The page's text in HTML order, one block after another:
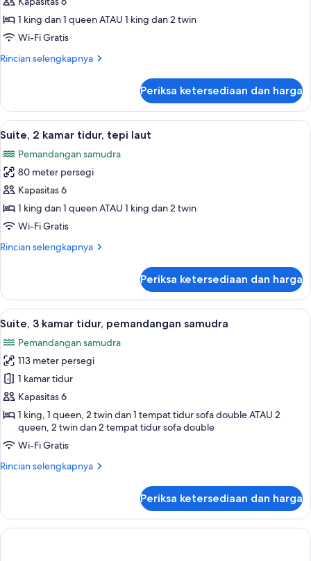
2
kamar
pemandangan
1 king dan 1 queen ATAU 1 king dan 2 twin
Wi-Fi Gratis
Rincian selengkapnya
Rincian
Suite,
kamar
pemandangan
kebun
Periksa ketersediaan dan harga
Lihat
semua
foto
untuk
Suite,
2
kamar
tepi
Suite, 2 kamar tidur, tepi laut |
7
Suite, 2 kamar tidur, tepi laut
Pemandangan samudra
80 meter persegi
Kapasitas 6
1 king dan 1 queen ATAU 1 king dan 2 twin
Wi-Fi Gratis
Rincian selengkapnya
Rincian
Suite,
kamar
tepi
laut
Periksa ketersediaan dan harga
Lihat
semua
foto
untuk
Suite,
3
kamar
tidur,
pemandangan
samudra
Suite, 3 kamar tidur, pemandangan
6
Suite, 3 kamar tidur, pemandangan samudra
Pemandangan samudra
113 meter persegi
1 kamar tidur
Kapasitas 6
1 king, 1 queen, 2 twin dan 1 tempat tidur sofa double ATAU 2
queen, 2 twin dan 2 tempat tidur sofa double
Wi-Fi Gratis
Rincian selengkapnya
Rincian
Suite,
kamar
Periksa ketersediaan dan harga